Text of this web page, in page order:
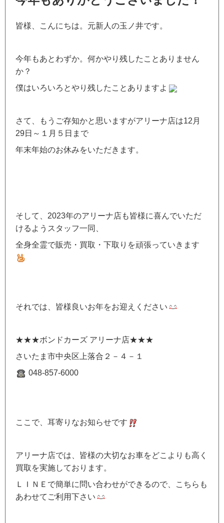
皆様、こんにちは。元新人の玉ノ井です。
今年もあとわずか。何かやり残したことありません
か？
僕はいろいろとやり残したことありますよ
さて、もうご存知かと思いますがアリーナ店は12月
29日～１月５日まで
年末年始のお休みをいただきます。
そして、2023年のアリーナ店も皆様に喜んでいただ
けるようスタッフ一同、
全身全霊で販売・買取・下取りを頑張っていきます
それでは、皆様良いお年をお迎えください
★★★ボンドカーズ アリーナ店★★★
さいたま市中央区上落合２－４－１
048-857-6000
ここで、耳寄りなお知らせです
アリーナ店では、皆様の大切なお車をどこよりも高く
買取を実施しております。
ＬＩＮＥで簡単に問い合わせができるので、こちらも
あわせてご利用下さい